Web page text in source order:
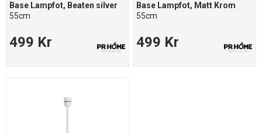
Base Lampfot, Beaten silver
55cm
499 Kr
Base Lampfot, Matt Krom
55cm
499 Kr